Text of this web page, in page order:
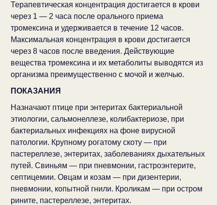
Терапевтическая концентрация достигается в крови
через 1 — 2 часа после орального приема
тромексина и удерживается в течение 12 часов.
Максимальная концентрация в крови достигается
через 8 часов после введения. Действующие
вещества тромексина и их метаболиты выводятся из
организма преимущественно с мочой и желчью.
ПОКАЗАНИЯ
Назначают птице при энтеритах бактериальной
этиологии, сальмонеллезе, колибактериозе, при
бактериальных инфекциях на фоне вирусной
патологии. Крупному рогатому скоту — при
пастереллезе, энтеритах, заболеваниях дыхательных
путей. Свиньям — при пневмонии, гастроэнтерите,
септицемии. Овцам и козам — при дизентерии,
пневмонии, копытной гнили. Кроликам — при остром
рините, пастереллезе, энтеритах.